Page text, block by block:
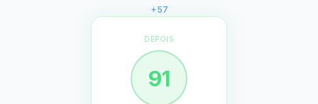
+57
DEPOIS
91